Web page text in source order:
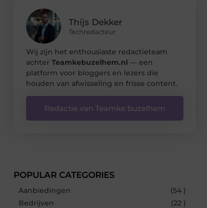
Thijs Dekker
Techredacteur
Wij zijn het enthousiaste redactieteam
achter Teamkebuzelhem.nl — een
platform voor bloggers en lezers die
houden van afwisseling en frisse content.
Redactie van Teamke buzelhem
POPULAR CATEGORIES
Aanbiedingen
(54 )
Bedrijven
(22 )